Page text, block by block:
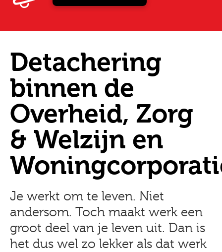
Detachering
binnen de
Overheid, Zorg
& Welzijn en
Je werkt om te leven. Niet
andersom. Toch maakt werk een
groot deel van je leven uit. Dan is
het dus wel zo lekker als dat werk